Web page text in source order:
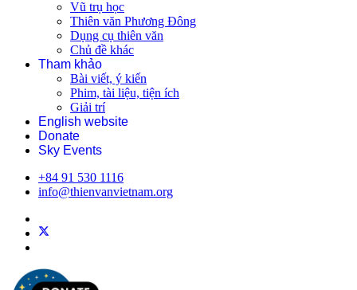
Vũ trụ học
Thiên văn Phương Đông
Dụng cụ thiên văn
Chủ đề khác
Tham khảo
Bài viết, ý kiến
Phim, tài liệu, tiện ích
Giải trí
English website
Donate
Sky Events
+84 91 530 1116
info@thienvanvietnam.org